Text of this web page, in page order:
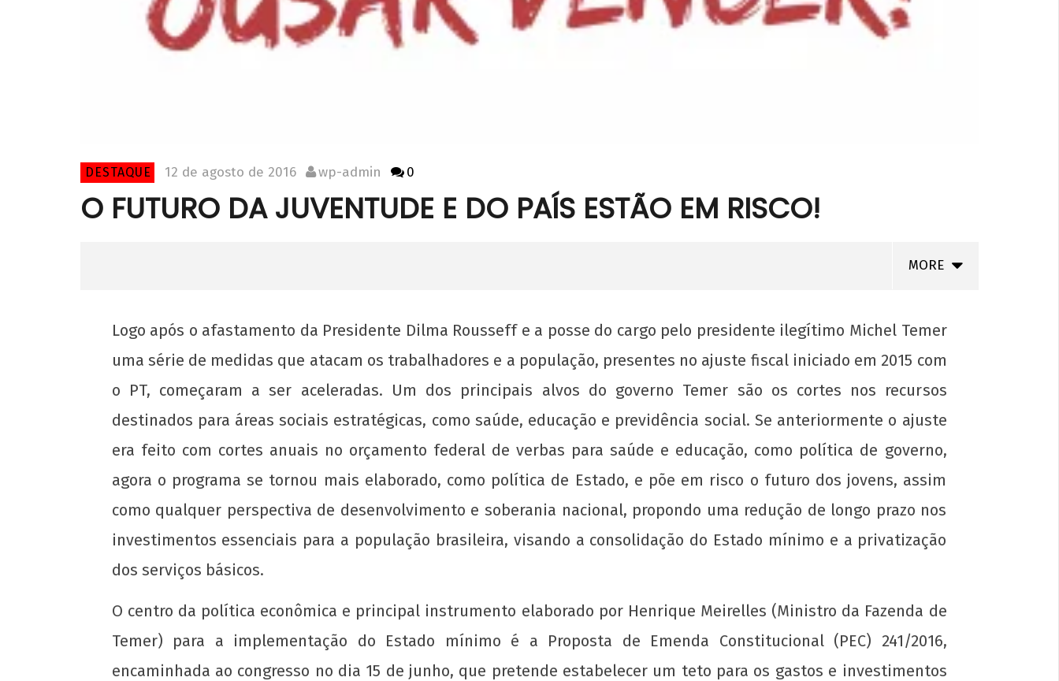
DESTAQUE 12 de agosto de 2016 wp-admin 0
O FUTURO DA JUVENTUDE E DO PAÍS ESTÃO EM RISCO!
MORE
NOW VIEWING
ESTÃO EM RISCO!
12 de
de
wp-
Nacional: “1 Real por Cuba”
de
2016
wp-
12 de
2016
wp-
admin
Logo após o afastamento da Presidente Dilma Rousseff e a posse do cargo pelo presidente ilegítimo Michel Temer
uma série de medidas que atacam os trabalhadores e a população, presentes no ajuste fiscal iniciado em 2015 com
o PT, começaram a ser aceleradas. Um dos principais alvos do governo Temer são os cortes nos recursos
destinados para áreas sociais estratégicas, como saúde, educação e previdência social. Se anteriormente o ajuste
era feito com cortes anuais no orçamento federal de verbas para saúde e educação, como política de governo,
agora o programa se tornou mais elaborado, como política de Estado, e põe em risco o futuro dos jovens, assim
como qualquer perspectiva de desenvolvimento e soberania nacional, propondo uma redução de longo prazo nos
investimentos essenciais para a população brasileira, visando a consolidação do Estado mínimo e a privatização
dos serviços básicos.
O centro da política econômica e principal instrumento elaborado por Henrique Meirelles (Ministro da Fazenda de
Temer) para a implementação do Estado mínimo é a Proposta de Emenda Constitucional (PEC) 241/2016,
encaminhada ao congresso no dia 15 de junho, que pretende estabelecer um teto para os gastos e investimentos